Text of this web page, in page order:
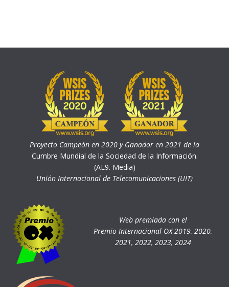
Proyecto Campeón en 2020 y Ganador en 2021 de la
Cumbre Mundial de la Sociedad de la Información.
(AL9. Media)
Unión Internacional de Telecomunicaciones (UIT)
Web premiada con el
Premio Internacional OX 2019, 2020,
2021, 2022, 2023, 2024